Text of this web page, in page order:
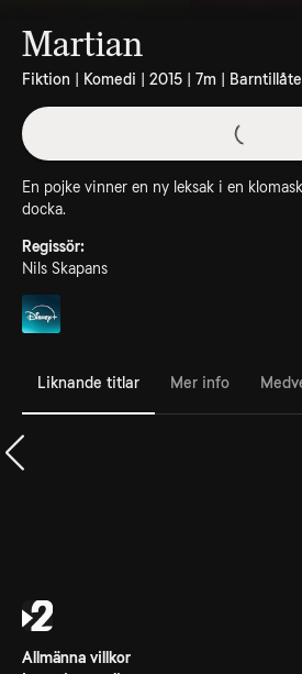
Martian
Fiktion | Komedi | 2015 | 7m |
En pojke vinner en ny leksak i en
docka.
Regissör:
Nils Skapans
Liknande titlar Mer info
Allmänna villkor